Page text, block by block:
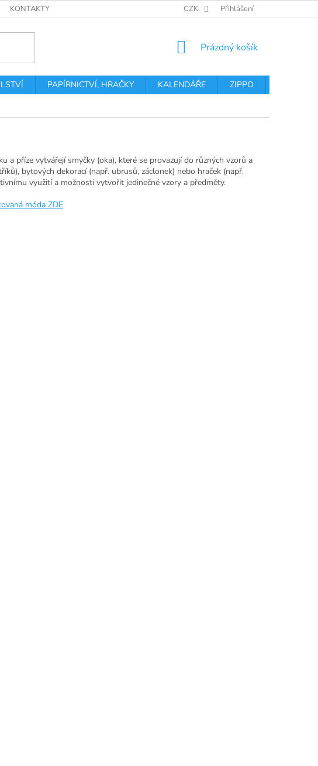
KONTAKTY PODMÍNKY OCHRANY OSOBNÍCH
CZK Přihlášení
NÁKUPNÍ
Prázdný košík
PAPÍRNICTVÍ, HRAČKY KALENDÁŘE ZIPPO
a příze vytvářejí smyčky (oka), které se provazují do různých vzorů a
bytových dekorací (např. ubrusů, záclonek) nebo hraček (např.
využití a možnosti vytvořit jedinečné vzory a předměty.
móda ZDE